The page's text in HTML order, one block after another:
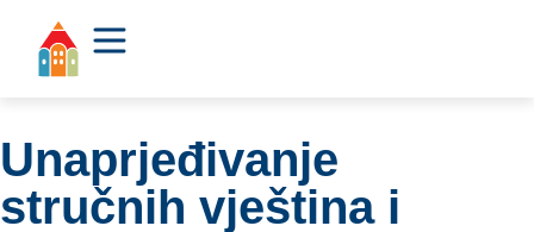
Unaprjeđivanje
stručnih vještina i